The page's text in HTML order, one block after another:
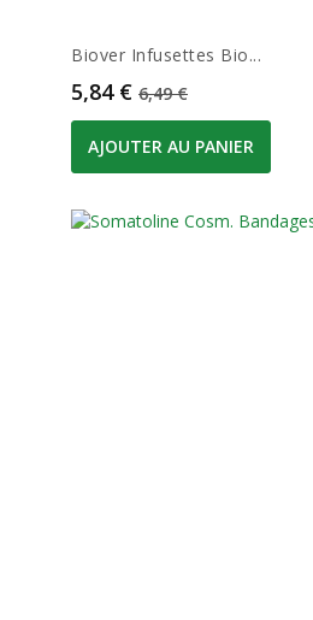
Biover Infusettes Bio...
Prix
5,84 € Prix de base
6,49 €
AJOUTER AU PANIER